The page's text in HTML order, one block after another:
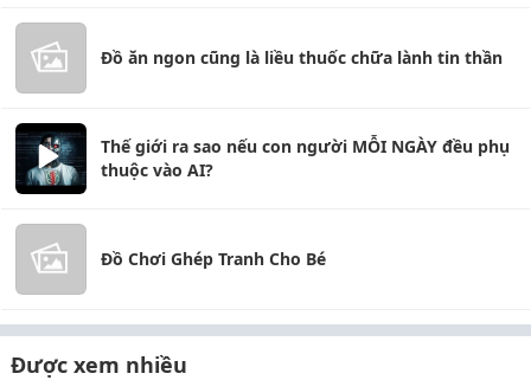
Đồ ăn ngon cũng là liều thuốc chữa lành tin thần
Thế giới ra sao nếu con người MỖI NGÀY đều phụ
thuộc vào AI?
Đồ Chơi Ghép Tranh Cho Bé
Được xem nhiều